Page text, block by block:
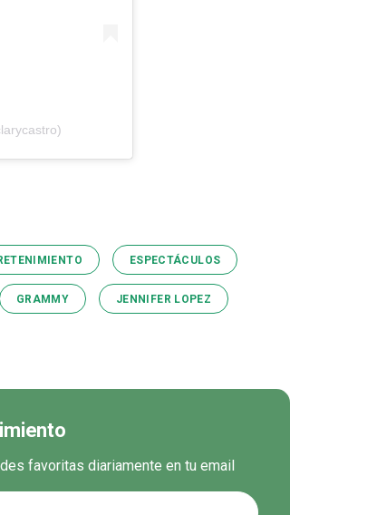
ESPECTÁCULOS
GRAMMY JENNIFER LOPEZ
favoritas diariamente en tu email